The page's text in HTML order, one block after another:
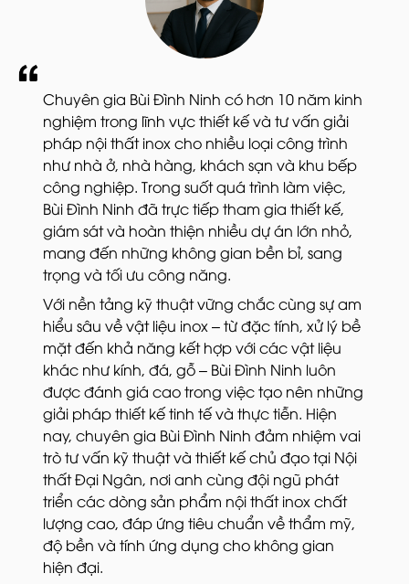
Chuyên gia Bùi Đình Ninh có hơn 10 năm kinh
nghiệm trong lĩnh vực thiết kế và tư vấn giải
pháp nội thất inox cho nhiều loại công trình
như nhà ở, nhà hàng, khách sạn và khu bếp
công nghiệp. Trong suốt quá trình làm việc,
Bùi Đình Ninh đã trực tiếp tham gia thiết kế,
giám sát và hoàn thiện nhiều dự án lớn nhỏ,
mang đến những không gian bền bỉ, sang
trọng và tối ưu công năng.
Với nền tảng kỹ thuật vững chắc cùng sự am
hiểu sâu về vật liệu inox – từ đặc tính, xử lý bề
mặt đến khả năng kết hợp với các vật liệu
khác như kính, đá, gỗ – Bùi Đình Ninh luôn
được đánh giá cao trong việc tạo nên những
giải pháp thiết kế tinh tế và thực tiễn. Hiện
nay, chuyên gia Bùi Đình Ninh đảm nhiệm vai
trò tư vấn kỹ thuật và thiết kế chủ đạo tại Nội
thất Đại Ngân, nơi anh cùng đội ngũ phát
triển các dòng sản phẩm nội thất inox chất
lượng cao, đáp ứng tiêu chuẩn về thẩm mỹ,
độ bền và tính ứng dụng cho không gian
hiện đại.